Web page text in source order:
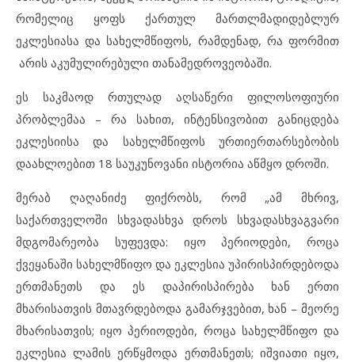
რომელიც ყოფს ქართულ მართლმადიდებლურ
ეკლესიასა და სახელმწიფოს, რამდენად, რა ფორმით
არის აკუმულირებული თანამედროვეობაში.
ეს საკმაოდ რთულად აღსაწერი ფილოსოფიური
პრობლემაა – რა სახით, ინტენსივობით განიცდება
ეკლესიისა და სახელმწიფოს ურთიერთარსებობის
დაახლოებით 18 საუკუნოვანი ისტორია აწმყო დროში.
მერაბ ღაღანიძე ფიქრობს, რომ „ამ მხრივ,
საქართველოში სხვადასხვა დროს სხვადასხვაგვარი
მდგომარეობა სუფევდა: იყო პერიოდები, როცა
ქვეყანაში სახელმწიფო და ეკლესია უპირისპირდებოდა
ერთმანეთს და ეს დაპირისპირება ხან ერთი
მხარისათვის მთავრდებოდა გამარჯვებით, ხან – მეორე
მხარისათვის; იყო პერიოდები, როცა სახელმწიფო და
ეკლესია ლამის ერწყმოდა ერთმანეთს; იშვიათი იყო,